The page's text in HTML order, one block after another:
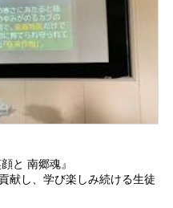
と 南郷魂』
献し、学び楽しみ続ける生徒